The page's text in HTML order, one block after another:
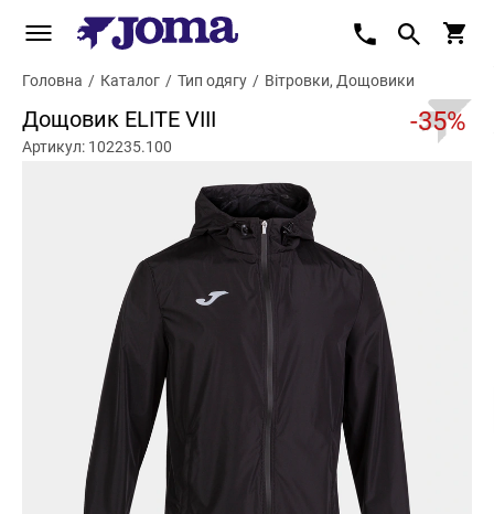
Головна / Каталог / Тип одягу / Вітровки, Дощовики
Дощовик ELITE VIII -35%
Артикул: 102235.100